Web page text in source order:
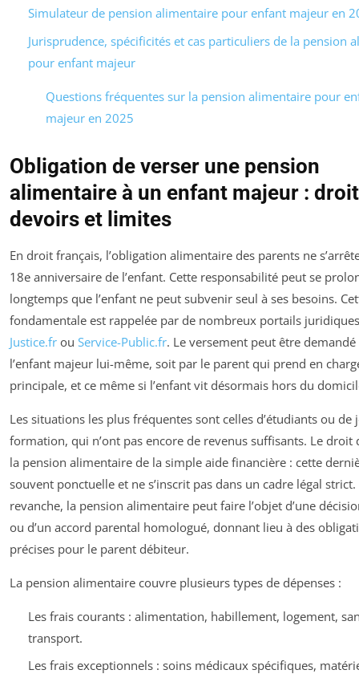
Simulateur de pension alimentaire pour enfant majeur en
Jurisprudence, spécificités et cas particuliers de la pension
pour enfant majeur
Questions fréquentes sur la pension alimentaire pour
majeur en 2025
Obligation de verser une pension
alimentaire à un enfant majeur :
devoirs et limites
En droit français, l’obligation alimentaire des parents ne
18e anniversaire de l’enfant. Cette responsabilité peut se
longtemps que l’enfant ne peut subvenir seul à ses besoins.
fondamentale est rappelée par de nombreux portails
Justice.fr ou Service-Public.fr. Le versement peut être
l’enfant majeur lui-même, soit par le parent qui prend en
principale, et ce même si l’enfant vit désormais hors du
Les situations les plus fréquentes sont celles d’étudiants ou de
formation, qui n’ont pas encore de revenus suffisants. Le droit
la pension alimentaire de la simple aide financière : cette
souvent ponctuelle et ne s’inscrit pas dans un cadre légal strict.
revanche, la pension alimentaire peut faire l’objet d’une
ou d’un accord parental homologué, donnant lieu à des
précises pour le parent débiteur.
La pension alimentaire couvre plusieurs types de dépenses :
Les frais courants : alimentation, habillement, logement,
transport.
Les frais exceptionnels : soins médicaux spécifiques,